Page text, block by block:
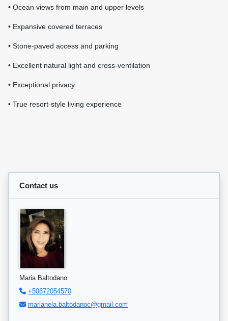
• Ocean views from main and upper levels
• Expansive covered terraces
• Stone-paved access and parking
• Excellent natural light and cross-ventilation
• Exceptional privacy
• True resort-style living experience
Contact us
Maria Baltodano
+50672054570
marianela.baltodanoc@gmail.com